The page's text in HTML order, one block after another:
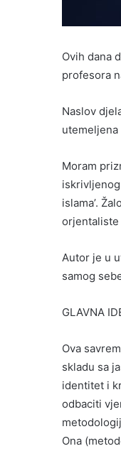
Ovih dana
profesora
Naslov
utemeljena
Moram
islama’.
orjentaliste
Autor je u
samog
GLAVNA
Ova
skladu sa
identitet i
odbaciti
Ona